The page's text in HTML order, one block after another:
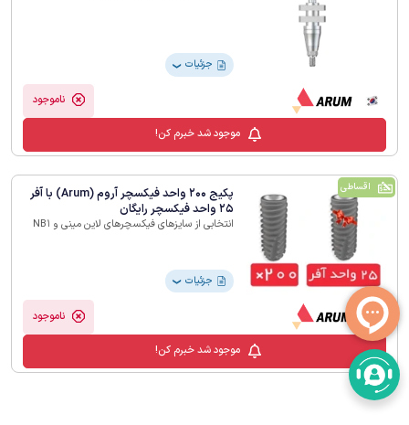
جزئیات ❯
ناموجود
موجود شد خبرم کن!
اقساطی
پکیج 200 واحد فیکسچر آروم (Arum) با آفر
25 واحد فیکسچر رایگان
انتخابی از سایزهای فیکسچرهای لاین مینی و NB1
جزئیات ❯
ناموجود
موجود شد خبرم کن!